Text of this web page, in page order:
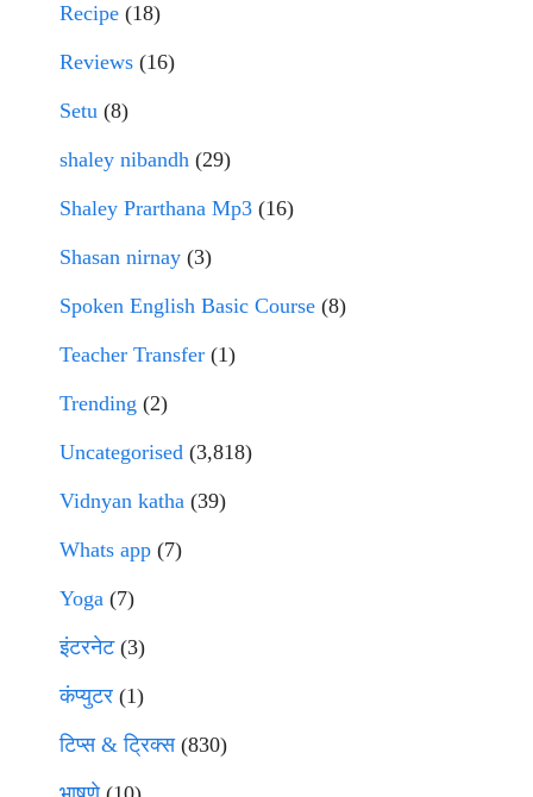
Recipe (18)
Reviews (16)
Setu (8)
shaley nibandh (29)
Shaley Prarthana Mp3 (16)
Shasan nirnay (3)
Spoken English Basic Course (8)
Teacher Transfer (1)
Trending (2)
Uncategorised (3,818)
Vidnyan katha (39)
Whats app (7)
Yoga (7)
इंटरनेट(3)
कंप्युटर (1)
टिप्स & ट्रिक्स(830)